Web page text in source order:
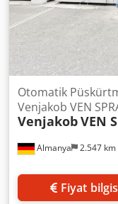
Almanya 2.547 km
Otomatik
Venjakob VEN
VenjakobVEN
Fiyat